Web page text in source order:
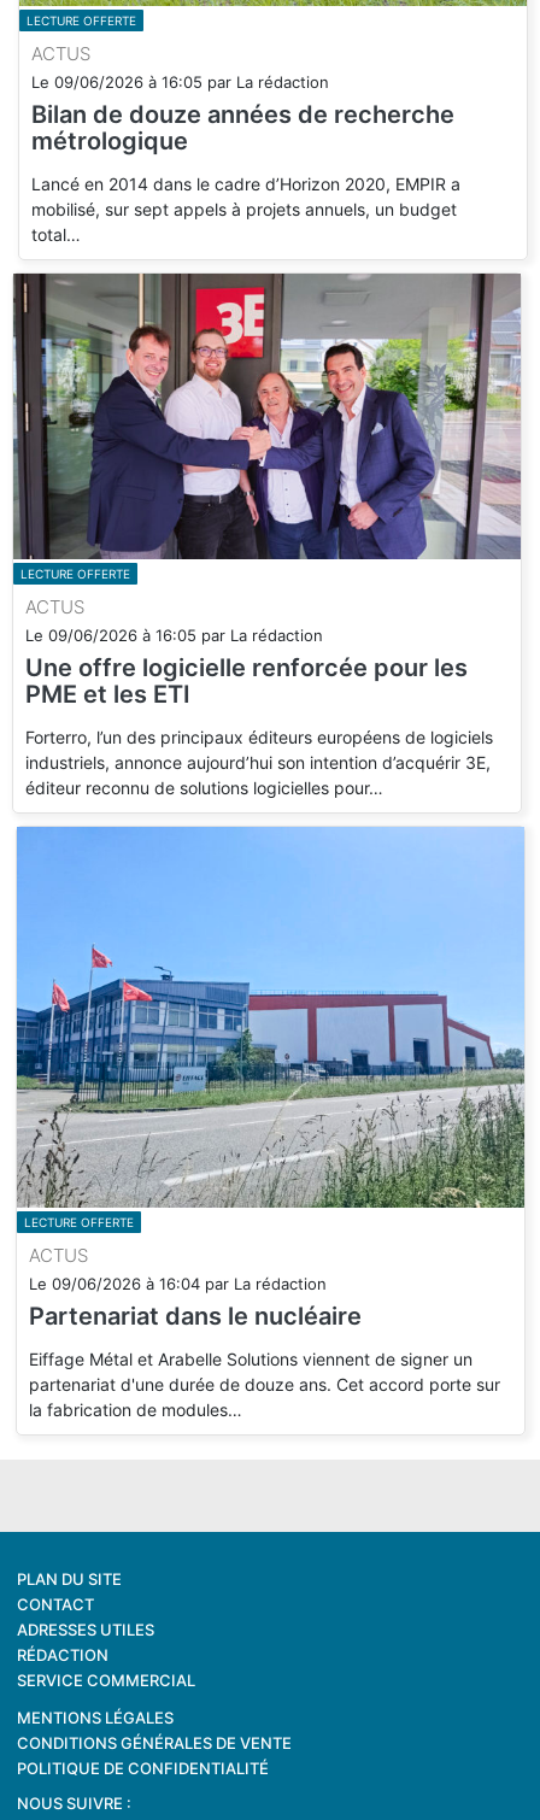
LECTURE OFFERTE
ACTUS
Le 09/06/2026 à 16:05 par La rédaction
Bilan de douze années de recherche
métrologique
Lancé en 2014 dans le cadre d’Horizon 2020, EMPIR a
mobilisé, sur sept appels à projets annuels, un budget
total…
LECTURE OFFERTE
ACTUS
Le 09/06/2026 à 16:05 par La rédaction
Une offre logicielle renforcée pour les
PME et les ETI
Forterro, l’un des principaux éditeurs européens de logiciels
industriels, annonce aujourd’hui son intention d’acquérir 3E,
éditeur reconnu de solutions logicielles pour…
LECTURE OFFERTE
ACTUS
Le 09/06/2026 à 16:04 par La rédaction
Partenariat dans le nucléaire
Eiffage Métal et Arabelle Solutions viennent de signer un
partenariat d'une durée de douze ans. Cet accord porte sur
la fabrication de modules…
PLAN DU SITE
CONTACT
ADRESSES UTILES
RÉDACTION
SERVICE COMMERCIAL
MENTIONS LÉGALES
CONDITIONS GÉNÉRALES DE VENTE
POLITIQUE DE CONFIDENTIALITÉ
NOUS SUIVRE :